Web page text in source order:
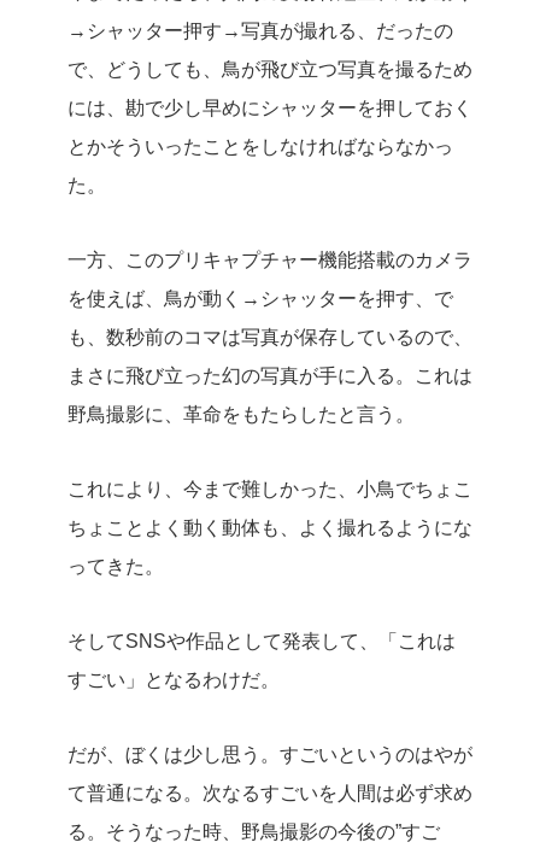
→シャッター押す→写真が撮れる、だったの
で、どうしても、鳥が飛び立つ写真を撮るため
には、勘で少し早めにシャッターを押しておく
とかそういったことをしなければならなかっ
た。
一方、このプリキャプチャー機能搭載のカメラ
を使えば、鳥が動く→シャッターを押す、で
も、数秒前のコマは写真が保存しているので、
まさに飛び立った幻の写真が手に入る。これは
野鳥撮影に、革命をもたらしたと言う。
これにより、今まで難しかった、小鳥でちょこ
ちょことよく動く動体も、よく撮れるようにな
ってきた。
そしてSNSや作品として発表して、「これは
すごい」となるわけだ。
だが、ぼくは少し思う。すごいというのはやが
て普通になる。次なるすごいを人間は必ず求め
る。そうなった時、野鳥撮影の今後の”すご